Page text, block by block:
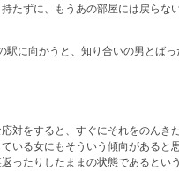
たずに、もうあの部屋には戻らな
に向かうと、知り合いの男とばっ
対をすると、すぐにそれをのんき
いる女にもそういう傾向があると
ったりしたままの状態であるとい